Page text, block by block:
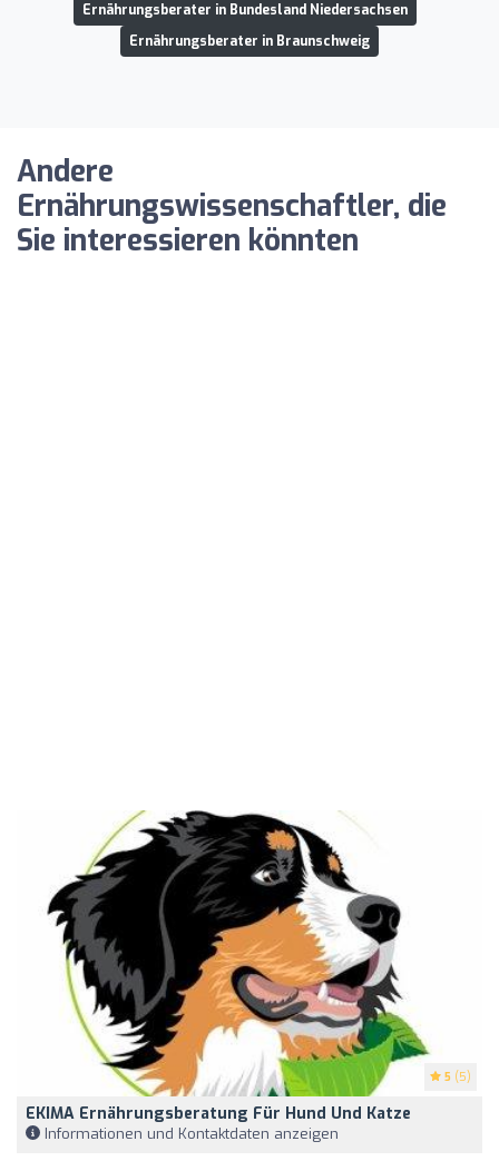
Ernährungsberater in Bundesland Niedersachsen
Ernährungsberater in Braunschweig
Andere
Ernährungswissenschaftler, die
Sie interessieren könnten
5 (5)
EKIMA Ernährungsberatung Für Hund Und Katze
Informationen und Kontaktdaten anzeigen